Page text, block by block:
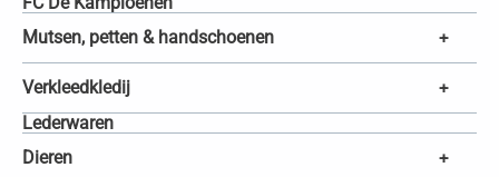
Mutsen, petten & handschoenen
+
Verkleedkledij +
Lederwaren
Dieren
+